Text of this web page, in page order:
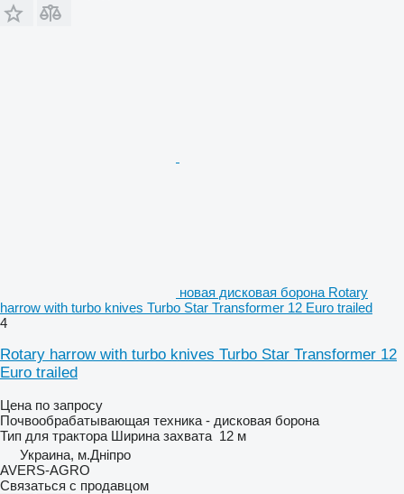
новая дисковая борона Rotary
harrow with turbo knives Turbo Star Transformer 12 Euro trailed
4
Rotary harrow with turbo knives Turbo Star Transformer 12
Euro trailed
Цена по запросу
Почвообрабатывающая техника - дисковая борона
Тип для трактора Ширина захвата 12 м
Украина, м.Дніпро
AVERS-AGRO
Связаться с продавцом